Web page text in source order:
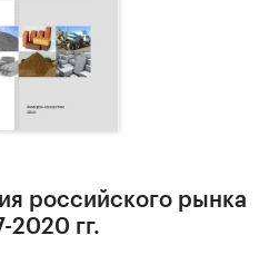
российского рынка
2020 гг.